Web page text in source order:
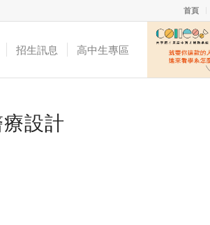
首頁
招生訊息 高中生專區
設計